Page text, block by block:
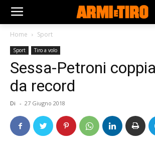
Home Sport
Sport Tiro a volo
Sessa-Petroni
da record
Di - 27 Giugno 2018